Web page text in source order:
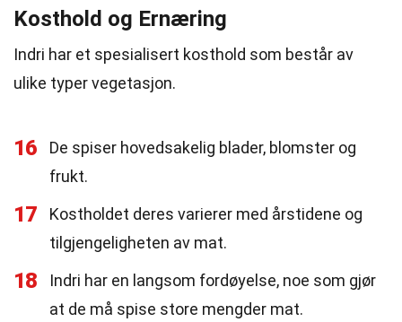
Kosthold og Ernæring
Indri har et spesialisert kosthold som består av
ulike typer vegetasjon.
16
De spiser hovedsakelig blader, blomster og
frukt.
17
Kostholdet deres varierer med årstidene og
tilgjengeligheten av mat.
18
Indri har en langsom fordøyelse, noe som gjør
at de må spise store mengder mat.